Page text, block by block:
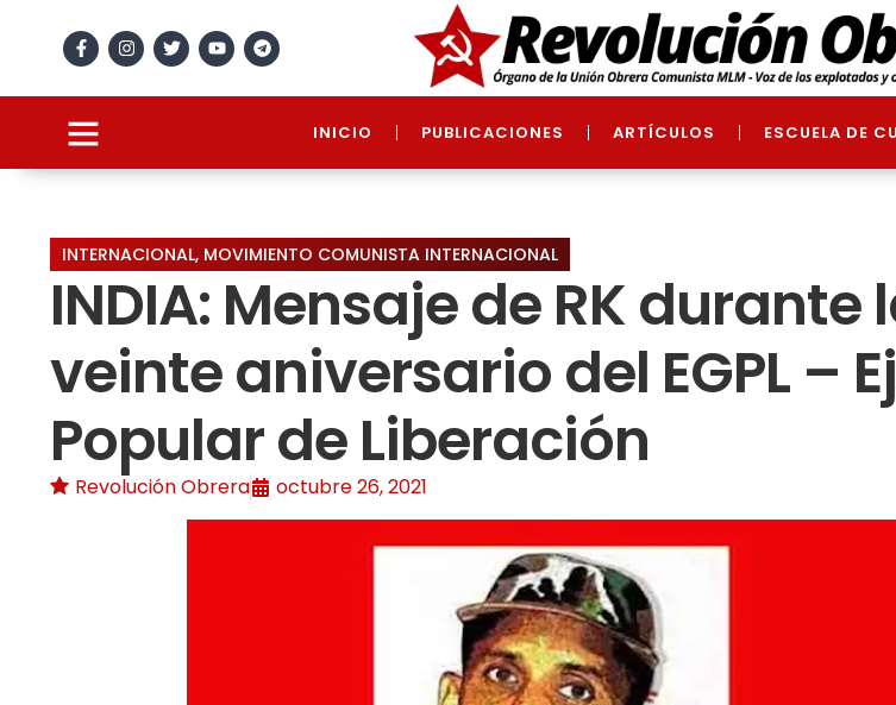
INICIO PUBLICACIONES ARTÍCULOS ESCUELA DE
INTERNACIONAL, MOVIMIENTO COMUNISTA INTERNACIONAL
INDIA: Mensaje de RK
veinte aniversario del EGPL –
Popular de Liberación
Revolución Obrera octubre 26, 2021